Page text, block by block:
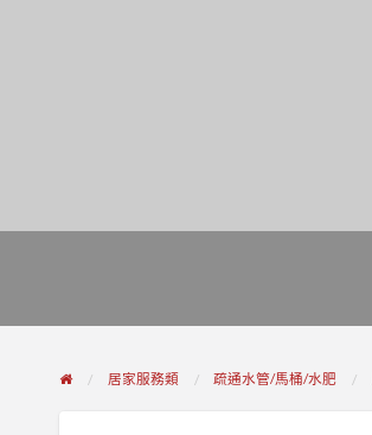
居家服務類 疏通水管/馬桶/水肥